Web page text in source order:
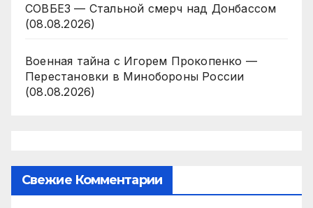
СОВБЕЗ — Стальной смерч над Донбассом
(08.08.2026)
Военная тайна с Игорем Прокопенко —
Перестановки в Минобороны России
(08.08.2026)
Свежие Комментарии